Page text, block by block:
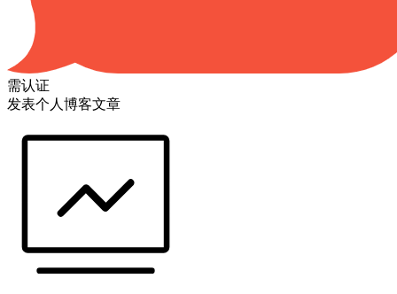
需认证
发表个人博客文章